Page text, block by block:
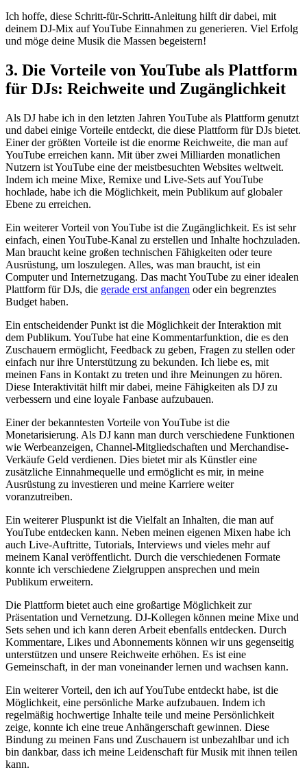
Ich hoffe, diese ⁤Schritt-für-Schritt-Anleitung hilft dir dabei, mit
deinem DJ-Mix auf YouTube Einnahmen zu generieren. Viel‌ Erfolg
und möge ⁣deine Musik die Massen begeistern!
3. Die Vorteile​ von YouTube ⁣als Plattform
für DJs: Reichweite und Zugänglichkeit
Als DJ habe ich⁢ in den letzten Jahren YouTube als Plattform genutzt
und dabei einige ‍Vorteile entdeckt, die diese Plattform⁣ für DJs bietet.
Einer der größten Vorteile ist die enorme⁣ Reichweite, ⁢die man auf
YouTube erreichen kann. Mit über zwei Milliarden monatlichen
Nutzern ist​ YouTube eine der meistbesuchten Websites ‌weltweit.
Indem ich meine ‍Mixe, Remixe und Live-Sets auf YouTube
hochlade, habe ⁢ich die Möglichkeit, mein Publikum ‍auf globaler
Ebene ​zu erreichen.
Ein weiterer Vorteil von YouTube ist die ⁤Zugänglichkeit. Es ist sehr
einfach, einen YouTube-Kanal zu ⁣erstellen ‍und Inhalte hochzuladen.
Man braucht keine großen technischen Fähigkeiten oder teure ​
Ausrüstung, um loszulegen. Alles, was man braucht, ist ein
Computer und Internetzugang.⁤ Das ⁤macht YouTube zu einer idealen
Plattform für DJs, die gerade erst anfangen oder ein begrenztes
Budget haben.
Ein entscheidender Punkt⁤ ist die Möglichkeit der‌ Interaktion mit
dem Publikum. YouTube hat eine Kommentarfunktion,⁢ die es den
Zuschauern ⁢ermöglicht, Feedback ⁢zu geben, Fragen zu stellen oder
einfach nur ihre Unterstützung zu ⁢bekunden. Ich liebe es, mit
meinen ​Fans in Kontakt zu treten und ihre Meinungen zu hören.
Diese Interaktivität hilft ⁤mir​ dabei, meine Fähigkeiten als DJ zu
verbessern und ⁢eine loyale ​Fanbase aufzubauen.
Einer der bekanntesten Vorteile von YouTube ist die
Monetarisierung.‌ Als DJ kann man durch verschiedene Funktionen
wie Werbeanzeigen, Channel-Mitgliedschaften und Merchandise-
Verkäufe Geld ⁤verdienen. Dies bietet mir als Künstler eine
zusätzliche Einnahmequelle und ermöglicht⁤ es mir, in meine
⁤Ausrüstung zu investieren und meine Karriere weiter
voranzutreiben.
Ein weiterer Pluspunkt ist die Vielfalt an Inhalten, ⁤die man auf⁤
YouTube entdecken kann. Neben meinen eigenen Mixen ⁢habe ich
auch Live-Auftritte, Tutorials, Interviews und vieles mehr auf
meinem Kanal veröffentlicht. Durch die verschiedenen Formate
konnte ich verschiedene Zielgruppen ansprechen ⁣und mein
Publikum erweitern.
Die Plattform bietet auch eine großartige Möglichkeit zur
Präsentation und Vernetzung. DJ-Kollegen können meine Mixe und
Sets sehen und ich kann deren Arbeit ebenfalls entdecken. Durch
Kommentare, Likes und Abonnements können ‍wir uns gegenseitig
unterstützen und unsere Reichweite erhöhen.​ Es ist eine
Gemeinschaft, in der man voneinander lernen und ⁤wachsen kann.
Ein​ weiterer Vorteil, den ich auf YouTube entdeckt habe, ist die
Möglichkeit, eine persönliche Marke aufzubauen. Indem ⁤ich
regelmäßig hochwertige Inhalte ⁢teile und meine Persönlichkeit
zeige, konnte ich eine treue Anhängerschaft gewinnen. Diese
Bindung zu meinen Fans‌ und Zuschauern ist unbezahlbar und ich
bin dankbar, dass ich ‌meine Leidenschaft für Musik mit ihnen teilen
kann.